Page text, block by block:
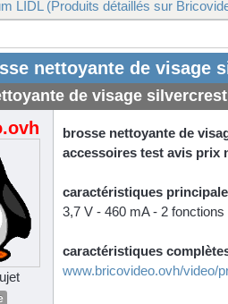
LIDL (Produits détaillés sur
nettoyante de visage
de visage
brosse nettoyante de
accessoires test avis prix
caractéristiques
3,7 V - 460 mA - 2
caractéristiques
www.bricovideo.ovh/video/